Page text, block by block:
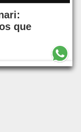
que